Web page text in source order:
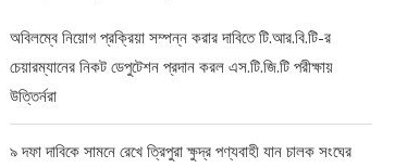
অবিলম্বে নিয়োগ প্রক্রিয়া সম্পন্ন করার দাবিতে টি.আর.বি.টি-র
চেয়ারম্যানের নিকট ডেপুটেশন প্রদান করল এস.টি.জি.টি পরীক্ষায়
উত্তির্নরা
৯ দফা দাবিকে সামনে রেখে ত্রিপুরা ক্ষুদ্র পণ্যবাহী যান চালক সংঘের